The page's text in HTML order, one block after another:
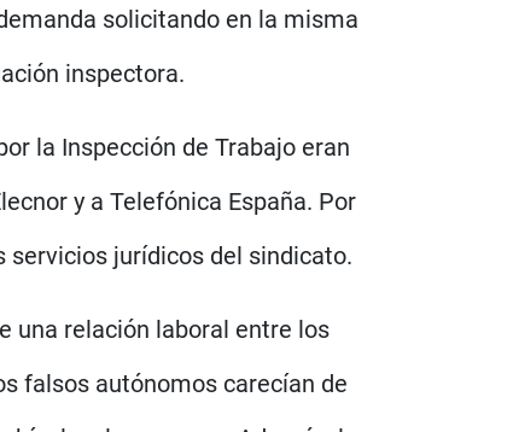
solicitando en la misma
inspectora.
la Inspección de Trabajo eran
y a Telefónica España. Por
servicios jurídicos del sindicato.
una relación laboral entre los
falsos autónomos carecían de